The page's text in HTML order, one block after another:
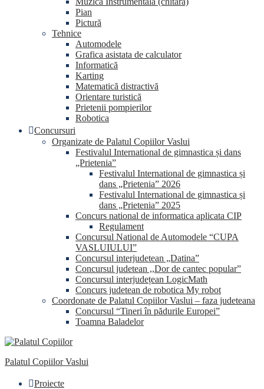
Pian
Pictură
Tehnice
Automodele
Grafica asistata de calculator
Informatică
Karting
Matematică distractivă
Orientare turistică
Prietenii pompierilor
Robotica
Concursuri
Organizate de Palatul Copiilor Vaslui
Festivalul International de gimnastica și dans
„Prietenia”
Festivalul International de gimnastica și
dans „Prietenia” 2026
Festivalul International de gimnastica și
dans „Prietenia” 2025
Concurs national de informatica aplicata CIP
Regulament
Concursul National de Automodele “CUPA
VASLUIULUI”
Concursul interjudetean „Datina”
Concursul judetean ,,Dor de cantec popular”
Concursul interjudețean LogicMath
Concurs judetean de robotica My robot
Coordonate de Palatul Copiilor Vaslui – faza judeteana
Concursul “Tineri în pădurile Europei”
Toamna Baladelor
Palatul Copiilor Vaslui
Proiecte